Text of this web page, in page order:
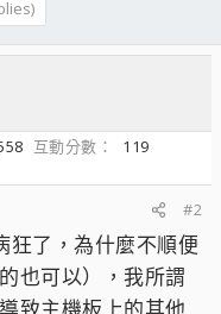
互動分數
119
#2
狂了，為什麼不順便
也可以），我所謂
致主機板上的其他